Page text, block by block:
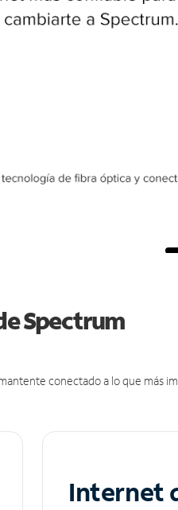
Spectrum
conectado a lo que más
Internet